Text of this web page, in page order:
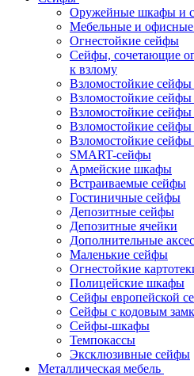
Оружейные шкафы и
Мебельные и
Огнестойкие сейфы
Сейфы, сочетающие
к взлому
Взломостойкие сейфы
Взломостойкие сейфы
Взломостойкие сейфы
Взломостойкие сейфы
Взломостойкие сейфы
SMART-сейфы
Армейские шкафы
Встраиваемые сейфы
Гостиничные сейфы
Депозитные сейфы
Депозитные ячейки
Дополнительные
Маленькие сейфы
Огнестойкие
Полицейские шкафы
Сейфы европейской
Сейфы с кодовым
Сейфы-шкафы
Темпокассы
Эксклюзивные сейфы
Металлическая мебель